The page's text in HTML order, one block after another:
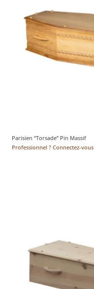
Parisien “Torsade” Pin Massif
Professionnel ? Connectez-vous